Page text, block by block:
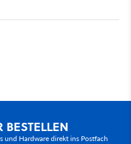
BESTELLEN
und Hardware direkt ins Postfach